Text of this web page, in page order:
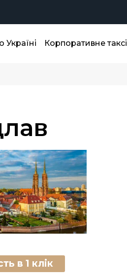
Україні Корпоративне таксі
в 1 клік